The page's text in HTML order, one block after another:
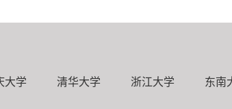
大学 清华大学 浙江大学 东南